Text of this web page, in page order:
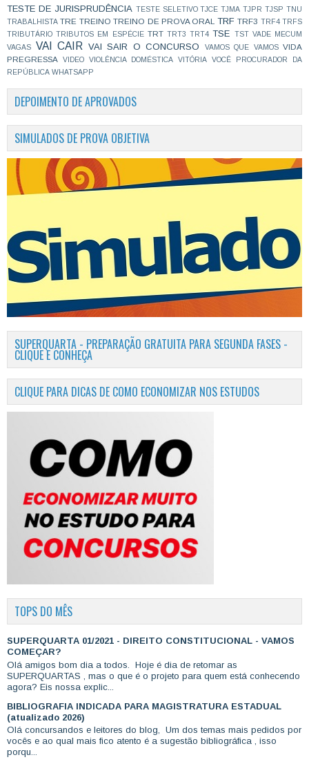
TESTE DE JURISPRUDÊNCIA TESTE SELETIVO TJCE TJMA TJPR TJSP TNU
TRABALHISTA TRE TREINO TREINO DE PROVA ORAL TRF TRF3 TRF4 TRFS
TRIBUTÁRIO TRIBUTOS EM ESPÉCIE TRT TRT3 TRT4 TSE TST VADE MECUM
VAGAS
VAI CAIR VAI SAIR O CONCURSO VAMOS QUE VAMOS VIDA
PREGRESSA
VIDEO VIOLÊNCIA DOMÉSTICA VITÓRIA
VOCÊ PROCURADOR DA
REPÚBLICA WHATSAPP
DEPOIMENTO DE APROVADOS
SIMULADOS DE PROVA OBJETIVA
SUPERQUARTA - PREPARAÇÃO GRATUITA PARA SEGUNDA FASES -
CLIQUE E CONHEÇA
CLIQUE PARA DICAS DE COMO ECONOMIZAR NOS ESTUDOS
TOPS DO MÊS
SUPERQUARTA 01/2021 - DIREITO CONSTITUCIONAL - VAMOS
COMEÇAR?
Olá amigos bom dia a todos. Hoje é dia de retomar as
SUPERQUARTAS , mas o que é o projeto para quem está conhecendo
agora? Eis nossa explic...
BIBLIOGRAFIA INDICADA PARA MAGISTRATURA ESTADUAL
(atualizado 2026)
Olá concursandos e leitores do blog, Um dos temas mais pedidos por
vocês e ao qual mais fico atento é a sugestão bibliográfica , isso
porqu...